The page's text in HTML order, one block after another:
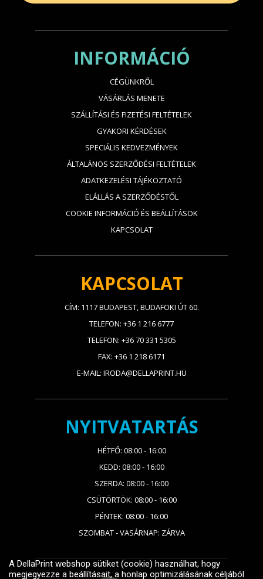
INFORMÁCIÓ
CÉGÜNKRŐL
VÁSÁRLÁS MENETE
SZÁLLÍTÁSI ÉS FIZETÉSI FELTÉTELEK
GYAKORI KÉRDÉSEK
SPECIÁLIS KEDVEZMÉNYEK
ÁLTALÁNOS SZERZŐDÉSI FELTÉTELEK
ADATKEZELÉSI TÁJÉKOZTATÓ
ELÁLLÁS A SZERZŐDÉSTŐL
COOKIE INFORMÁCIÓ ÉS BEÁLLÍTÁSOK
KAPCSOLAT
KAPCSOLAT
CÍM: 1117 BUDAPEST, BUDAFOKI ÚT 60.
TELEFON: +36 1 216 6777
TELEFON: +36 70 331 5305
FAX: +36 1 218 6171
E-MAIL: IRODA@DELLAPRINT.HU
NYITVATARTÁS
HÉTFŐ: 08:00 - 16:00
KEDD: 08:00 - 16:00
SZERDA: 08:00 - 16:00
CSÜTÖRTÖK: 08:00 - 16:00
PÉNTEK: 08:00 - 16:00
SZOMBAT - VASÁRNAP: ZÁRVA